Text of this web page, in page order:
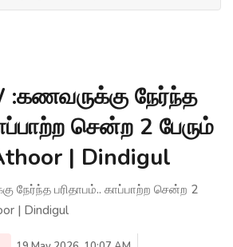
:கணவருக்கு நேர்ந்த
சென்ற 2 பேரும்
Athoor | Dindigul
நேர்ந்த பரிதாபம்.. காப்பாற்ற சென்ற 2
| Dindigul